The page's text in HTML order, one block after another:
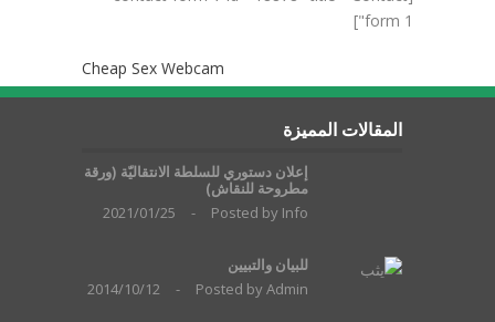
form 1"]
Cheap Sex Webcam
المقالات المميزة
إعلان دستوري للسلطة الانتقاليّة (ورقة
مطروحة للنقاش)
Posted by Info
-
2021/01/25
للبيان والتبيين
Posted byAdmin
-
2014/10/12